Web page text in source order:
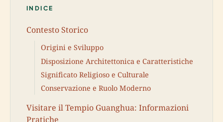
INDICE
Contesto Storico
Origini e Sviluppo
Disposizione Architettonica e Caratteristiche
Significato Religioso e Culturale
Conservazione e Ruolo Moderno
Visitare il Tempio Guanghua: Informazioni
Pratiche